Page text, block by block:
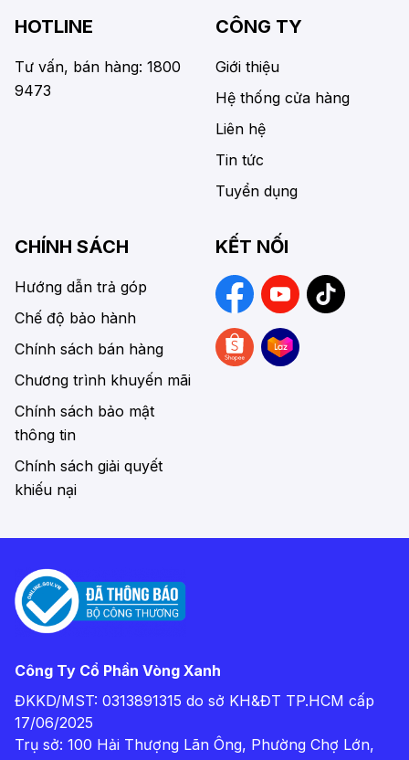
HOTLINE
Tư vấn, bán hàng: 1800
9473
CÔNG TY
Giới thiệu
Hệ thống cửa hàng
Liên hệ
Tin tức
Tuyển dụng
CHÍNH SÁCH
Hướng dẫn trả góp
Chế độ bảo hành
Chính sách bán hàng
Chương trình khuyến mãi
Chính sách bảo mật
thông tin
Chính sách giải quyết
khiếu nại
KẾT NỐI
Công Ty Cổ Phần Vòng Xanh
ĐKKD/MST: 0313891315 do sở KH&ĐT TP.HCM cấp
17/06/2025
Trụ sở: 100 Hải Thượng Lãn Ông, Phường Chợ Lớn,